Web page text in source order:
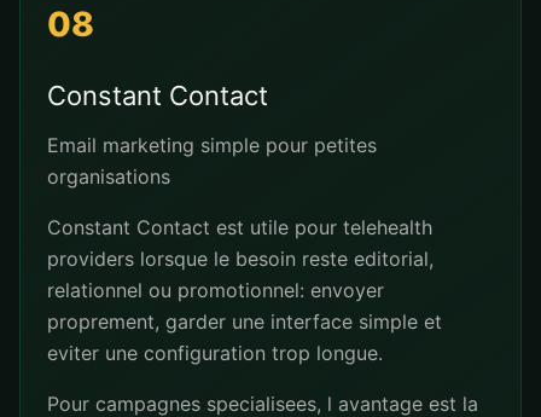
08
Constant Contact
Email marketing simple pour petites
organisations
Constant Contact est utile pour telehealth
providers lorsque le besoin reste editorial,
relationnel ou promotionnel: envoyer
proprement, garder une interface simple et
eviter une configuration trop longue.
Pour campagnes specialisees, l avantage est la